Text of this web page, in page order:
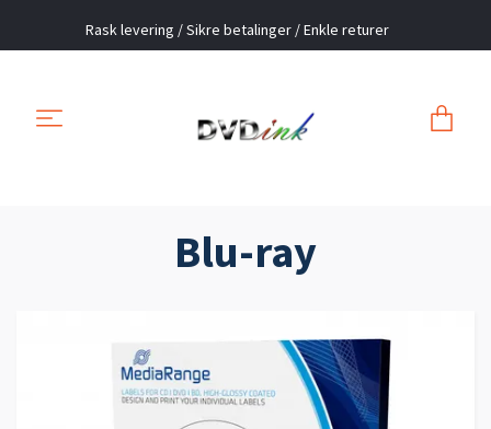
Rask levering / Sikre betalinger / Enkle returer
Blu-ray